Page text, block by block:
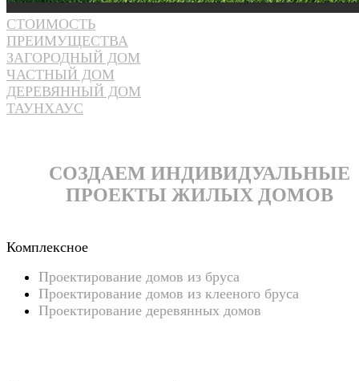
СТОИМОСТЬ
ПРЕИМУЩЕСТВА
ЗАГОРОДНЫЙ ДОМ
ЧАСТНЫЙ ДОМ
ДЕРЕВЯННЫЙ ДОМ
ТАУНХАУС
СОЗДАЕМ ИНДИВИДУАЛЬНЫЕ
ПРОЕКТЫ ЖИЛЫХ ДОМОВ
Комплексное
Проектирование домов из бруса
Проектирование домов из клееного бруса
Проектирование деревянных домов